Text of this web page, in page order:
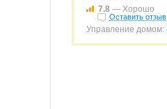
7.8 — Хорошо
Оставить отзыв
Управление домом: